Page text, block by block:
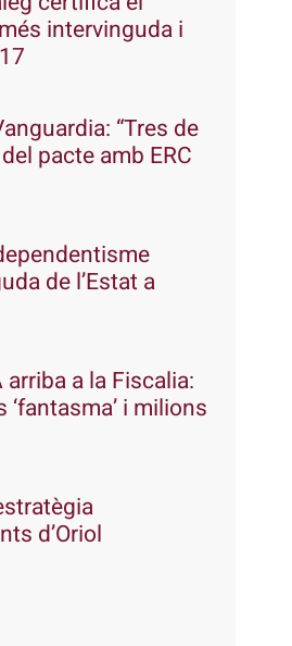
intervinguda i
“Tres de
pacte amb ERC
de l’Estat a
arriba a la Fiscalia:
i milions
d’Oriol